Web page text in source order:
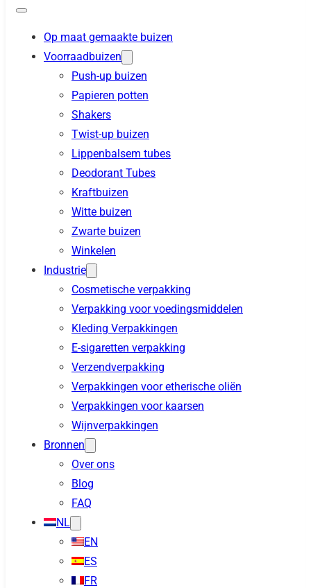
Op maat gemaakte buizen
Voorraadbuizen
Push-up buizen
Papieren potten
Shakers
Twist-up buizen
Lippenbalsem tubes
Deodorant Tubes
Kraftbuizen
Witte buizen
Zwarte buizen
Winkelen
Industrie
Cosmetische verpakking
Verpakking voor voedingsmiddelen
Kleding Verpakkingen
E-sigaretten verpakking
Verzendverpakking
Verpakkingen voor etherische oliën
Verpakkingen voor kaarsen
Wijnverpakkingen
Bronnen
Over ons
Blog
FAQ
NL
EN
ES
FR